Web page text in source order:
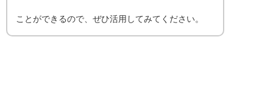
ことができるので、ぜひ活用してみてください。